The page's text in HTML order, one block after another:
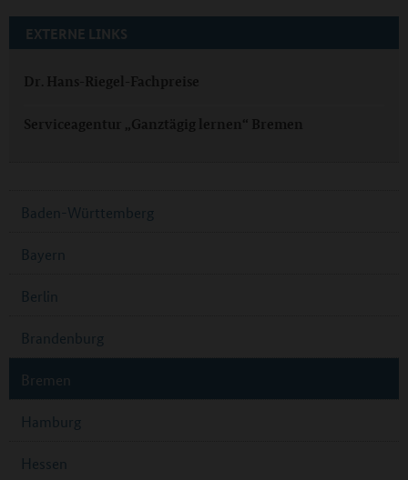
EXTERNE LINKS
Dr. Hans-Riegel-Fachpreise
Serviceagentur „Ganztägig lernen“ Bremen
Baden-Württemberg
Bayern
Berlin
Brandenburg
Bremen
Hamburg
Hessen